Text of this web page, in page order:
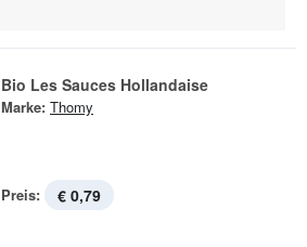
Bio Les Sauces Hollandaise
Marke: Thomy
Preis: € 0,79